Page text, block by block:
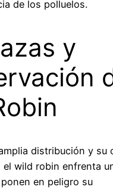
de los polluelos.
y
distribución y su
wild robin enfrenta
en peligro su